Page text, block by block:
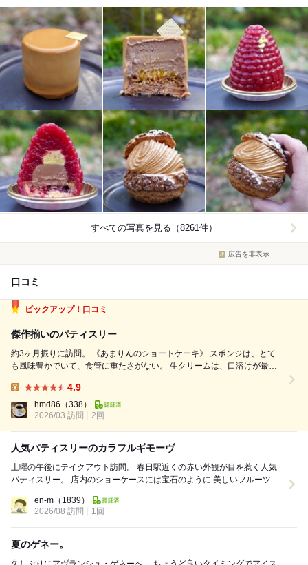
すべての写真を見る（8261件）
広告を非表示
口コミ
ピックアップ！口コミ
傑作揃いのパティスリー
約3ヶ月振りに訪問。 《あまりんのショートケーキ》 スポンジは、とて
も風味豊かでいて、食管に重たさがない。 生クリームは、口溶けが最高
の酸味を感じられる。明らかに上質。それが大きいカットで多めに入って
いる。 トータルで絶...
4.9
hmd86 （338）
2026/03 訪問
2回
人気パティスリーのカラフルギモーヴ
土曜の午後にテイクアウト訪問。 春日駅近くの赤い外観が目を惹く人気
パティスリー。 店内のショーケースには宝石のように 美しいフルーツタ
en-m （1839）
2026/08 訪問
1回
夏のゲネー。